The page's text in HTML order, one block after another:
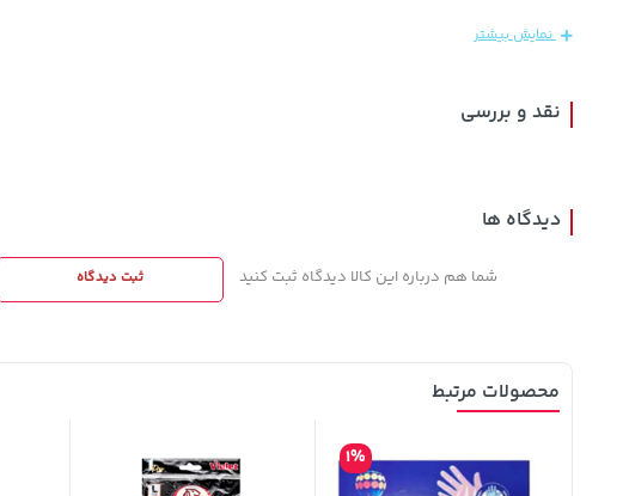
تومان
نمایش بیشتر
نقد و بررسی
دیدگاه ها
شما هم درباره این کالا دیدگاه ثبت کنید ثبت دیدگاه
محصولات مرتبط
1%